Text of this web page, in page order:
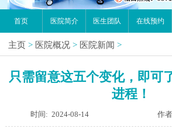
首页 医院简介 医生团队 在线预约
主页 > 医院概况 > 医院新闻 >
只需留意这五个变化，即可
进程！
时间: 2024-08-14 作